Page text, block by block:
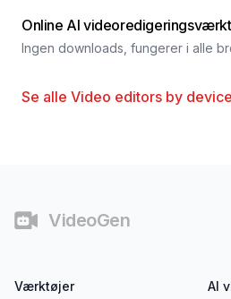
Online AI
Ingen downloads, fungerer i alle
Se alle Video editors by
VideoGen
Værktøjer AI